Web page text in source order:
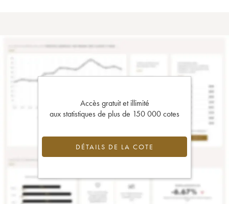
Accès gratuit et illimité
aux statistiques de plus de 150 000 cotes
DÉTAILS DE LA COTE